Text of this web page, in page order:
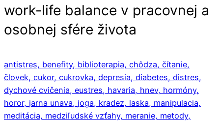
work-life balance v pracovnej a
osobnej sfére života
antistres, benefity, biblioterapia, chôdza, čítanie,
človek, cukor, cukrovka, depresia, diabetes, distres,
dychové cvičenia, eustres, havaria, hnev, hormóny,
horor, jarna unava, joga, kradez, laska, manipulacia,
meditácia, medziľudské vzťahy, meranie, metody,